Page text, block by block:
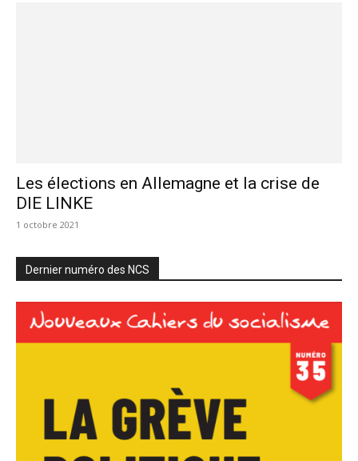
Les élections en Allemagne et la crise de
DIE LINKE
1 octobre 2021
Dernier numéro des NCS